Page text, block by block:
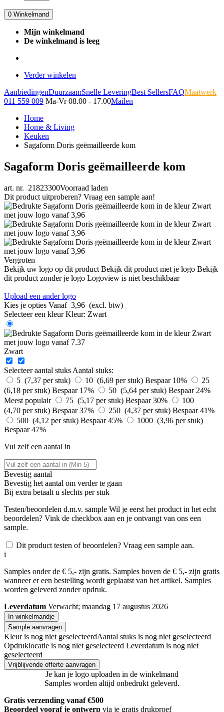
0 Winkelmand
Mijn winkelmand
De winkelmand is leeg
Verder winkelen
AanbiedingenDuurzaamSnelle LeveringBest SellersFAQMaatwerk
011 559 009 Ma-Vr 08.00 - 17.00Mailen
Home
Home & Living
Keuken
Sagaform Doris geëmailleerde kom
Sagaform Doris geëmailleerde kom
art. nr. 21823300Voorraad laden
Dit product uitproberen? Vraag een sample aan!
Vergroten
Bekijk uw logo op dit product Bekijk dit product met je logo Bekijk
dit product zonder je logo Logoview is niet beschikbaar
Upload een ander logo
Kies je opties Vanaf 3,96 (excl. btw)
Selecteer een kleur Kleur: Zwart
Zwart
Selecteer aantal stuks Aantal stuks:
5 (7,37 per stuk)
10 (6,69 per stuk) Bespaar 10%
25
(6,18 per stuk) Bespaar 17% 50 (5,64 per stuk) Bespaar 24%
Meest populair
75 (5,17 per stuk) Bespaar 30%
100
(4,70 per stuk) Bespaar 37% 250 (4,37 per stuk) Bespaar 41%
500 (4,12 per stuk) Bespaar 45%
1000 (3,96 per stuk)
Bespaar 47%
Vul zelf een aantal in
Bevestig aantal
Bevestig het aantal om verder te gaan
Bij extra betaalt u slechts per stuk
Testen/beoordelen d.m.v. sample Wil je eerst het product in het echt
beoordelen? Vink de checkbox aan en je ontvangt van ons een
sample.
Dit product testen of beoordelen? Vraag een sample aan.
i
Samples onder de € 5,- zijn gratis. Samples boven de € 5,- zijn gratis
wanneer er een bestelling wordt geplaatst van het artikel. Samples
worden geleverd zonder opdruk.
Leverdatum Verwacht; maandag 17 augustus 2026
In winkelmandje
Sample aanvragen
Kleur is nog niet geselecteerdAantal stuks is nog niet geselecteerd
Opdruklocatie is nog niet geselecteerd Leverdatum is nog niet
geselecteerd
Vrijblijvende offerte aanvragen
Je kan je logo uploaden in de winkelmand
Samples worden altijd onbedrukt geleverd.
Gratis verzending vanaf €500
Beoordeel vooraf je ontwerp via je gratis drukproef